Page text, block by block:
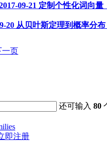
09-21 定制个性化词向
20 从贝叶斯定理到概率分
一页
还可输入80
即注册